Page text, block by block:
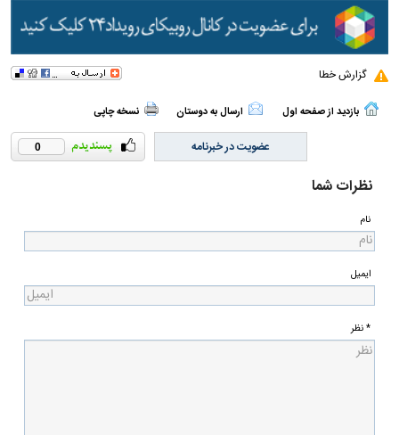
گزارش خطا
بازدید از صفحه اول ارسال به دوستان نسخه چاپی
0 عضویت در خبرنامه
نظرات شما
نام
ایمیل
* نظر